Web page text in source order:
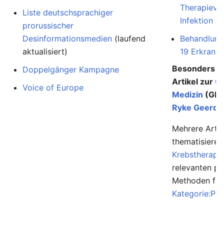
Liste deutschsprachiger
prorussischer
Desinformationsmedien (laufend
aktualisiert)
Doppelgänger Kampagne
Voice of Europe
Infektion
19
Besonders
Artikel zur
Medizin
Ryke Geerd
Mehrere
relevanten
Methoden